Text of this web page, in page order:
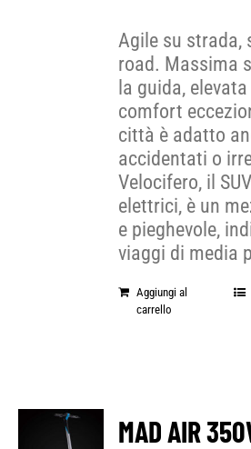
Agile su strada,
road. Massima
la guida,
comfort
città è adatto
accidentati o
Velocifero, il
elettrici, è un
e pieghevole,
viaggi di media
Aggiungi al
carrello
MAD AIR